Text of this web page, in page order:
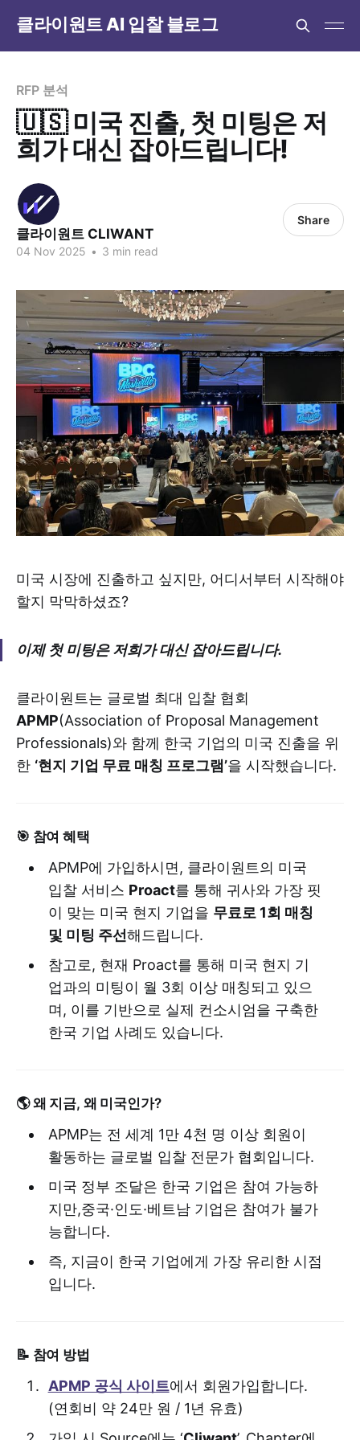
클라이원트 AI 입찰 블로그
RFP 분석
🇺🇸 미국 진출, 첫 미팅은 저
희가 대신 잡아드립니다!
클라이원트 CLIWANT
04 Nov 2025 • 3 min read
Share
미국 시장에 진출하고 싶지만, 어디서부터 시작해야
할지 막막하셨죠?
이제 첫 미팅은 저희가 대신 잡아드립니다.
클라이원트는 글로벌 최대 입찰 협회
APMP(Association of Proposal Management
Professionals)와 함께 한국 기업의 미국 진출을 위
한 ‘현지 기업 무료 매칭 프로그램’을 시작했습니다.
🎯 참여 혜택
APMP에 가입하시면, 클라이원트의 미국
입찰 서비스 Proact를 통해 귀사와 가장 핏
이 맞는 미국 현지 기업을 무료로 1회 매칭
및 미팅 주선해드립니다.
참고로, 현재 Proact를 통해 미국 현지 기
업과의 미팅이 월 3회 이상 매칭되고 있으
며, 이를 기반으로 실제 컨소시엄을 구축한
한국 기업 사례도 있습니다.
🌎 왜 지금, 왜 미국인가?
APMP는 전 세계 1만 4천 명 이상 회원이
활동하는 글로벌 입찰 전문가 협회입니다.
미국 정부 조달은 한국 기업은 참여 가능하
지만,중국·인도·베트남 기업은 참여가 불가
능합니다.
즉, 지금이 한국 기업에게 가장 유리한 시점
입니다.
📝 참여 방법
APMP 공식 사이트에서 회원가입합니다.
(연회비 약 24만 원 / 1년 유효)